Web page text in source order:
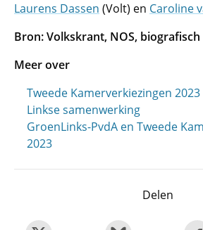
Laurens Dassen (Volt) en Caroline
Bron: Volkskrant, NOS, biografisch
Meer over
Tweede Kamerverkiezingen 2023
Linkse samenwerking
GroenLinks-PvdA en Tweede
2023
Delen